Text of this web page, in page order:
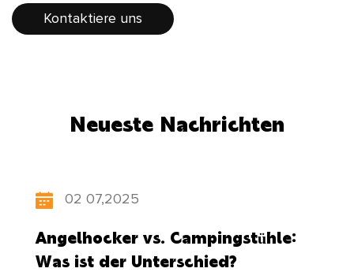
neuartigen Stilen und erschwinglichen Preisen,
Amerika, Südostasien und in andere Länder
„wissenschaftliche und technologische
den Mittelpunkt stellen“, aktualisiert unsere
Kontaktiere uns
Neueste Nachrichten
02 07,2025
Angelhocker vs. Campingstühle:
Was ist der Unterschied?